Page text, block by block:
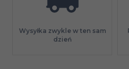
Wysyłka zwykle w ten sam
dzień